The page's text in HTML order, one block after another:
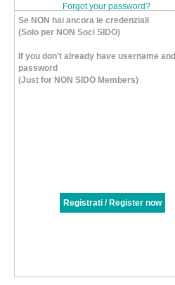
Forgot your password?
Se NON hai ancora le credenziali
(Solo per NON Soci SIDO)
If you don't already have username and
password
(Just for NON SIDO Members)